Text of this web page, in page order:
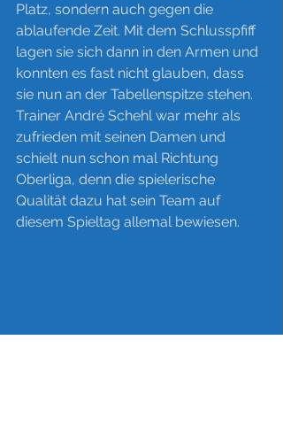
Platz, sondern auch gegen die
ablaufende Zeit. Mit dem Schlusspfiff
lagen sie sich dann in den Armen und
konnten es fast nicht glauben, dass
sie nun an der Tabellenspitze stehen.
Trainer André Schehl war mehr als
zufrieden mit seinen Damen und
schielt nun schon mal Richtung
Oberliga, denn die spielerische
Qualität dazu hat sein Team auf
diesem Spieltag allemal bewiesen.